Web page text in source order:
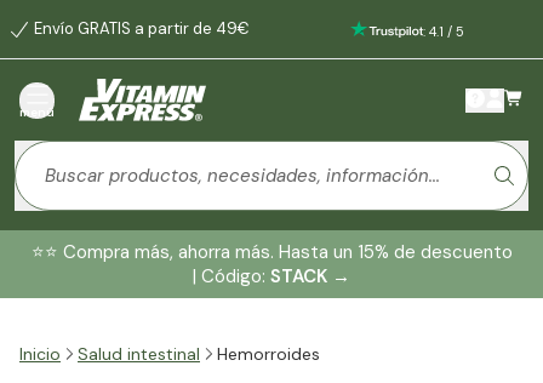
Envío GRATIS a partir de 49€ : 4.1 / 5
menú
⭐️⭐️ Compra más, ahorra más. Hasta un 15% de descuento
| Código: STACK →
Inicio Salud intestinal Hemorroides